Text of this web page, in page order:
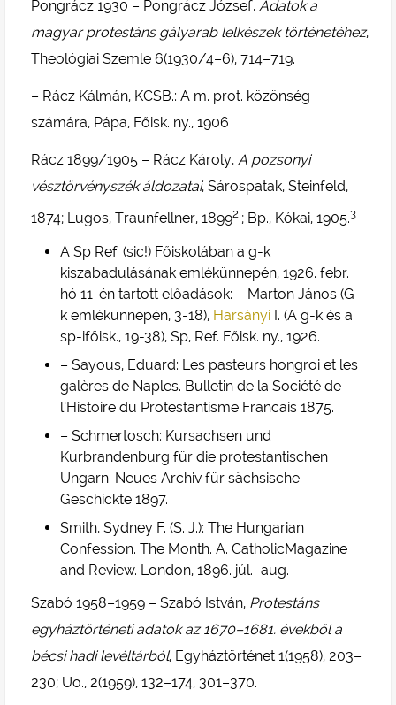
Pongrácz 1930 – Pongrácz József, Adatok a
magyar protestáns gályarab lelkészek történetéhez,
Theológiai Szemle 6(1930/4–6), 714–719.
– Rácz Kálmán, KCSB.: A m. prot. közönség
számára, Pápa, Főisk. ny., 1906
Rácz 1899/1905 – Rácz Károly, A pozsonyi
vésztörvényszék áldozatai, Sárospatak, Steinfeld,
1874; Lugos, Traunfellner, 18992 ; Bp., Kókai, 1905.3
A Sp Ref. (sic!) Főiskolában a g-k
kiszabadulásának emlékünnepén, 1926. febr.
hó 11-én tartott előadások: – Marton János (G-
k emlékünnepén, 3-18), Harsányi I. (A g-k és a
sp-ifőisk., 19-38), Sp, Ref. Főisk. ny., 1926.
– Sayous, Eduard: Les pasteurs hongroi et les
galères de Naples. Bulletin de la Société de
l’Histoire du Protestantisme Francais 1875.
– Schmertosch: Kursachsen und
Kurbrandenburg für die protestantischen
Ungarn. Neues Archiv für sächsische
Geschickte 1897.
Smith, Sydney F. (S. J.): The Hungarian
Confession. The Month. A. CatholicMagazine
and Review. London, 1896. júl.–aug.
Szabó 1958–1959 – Szabó István, Protestáns
egyháztörténeti adatok az 1670–1681. évekből a
bécsi hadi levéltárból, Egyháztörténet 1(1958), 203–
230; Uo., 2(1959), 132–174, 301–370.